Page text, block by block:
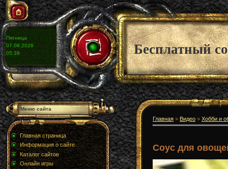
Пятница
07.08.2026
05:39
Бесплатный
Меню сайта
Главная страница
Информация о сайте
Каталог сайтов
Онлайн игры
Главная » Видео » Хобби и
Соус для